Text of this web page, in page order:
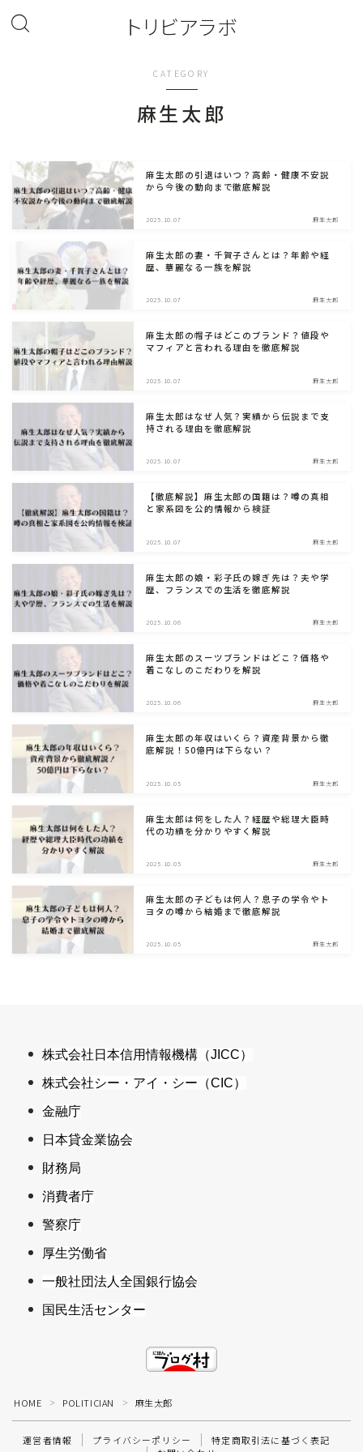
トリビアラボ
CATEGORY
麻生太郎
麻生太郎の引退はいつ？高齢・健康不安説
から今後の動向まで徹底解説
2025.10.07 麻生太郎
麻生太郎の妻・千賀子さんとは？年齢や経
歴、華麗なる一族を解説
2025.10.07 麻生太郎
麻生太郎の帽子はどこのブランド？値段や
マフィアと言われる理由を徹底解説
2025.10.07 麻生太郎
麻生太郎はなぜ人気？実績から伝説まで支
持される理由を徹底解説
2025.10.07 麻生太郎
【徹底解説】麻生太郎の国籍は？噂の真相
と家系図を公的情報から検証
2025.10.07 麻生太郎
麻生太郎の娘・彩子氏の嫁ぎ先は？夫や学
歴、フランスでの生活を徹底解説
2025.10.06 麻生太郎
麻生太郎のスーツブランドはどこ？価格や
着こなしのこだわりを解説
2025.10.06 麻生太郎
麻生太郎の年収はいくら？資産背景から徹
底解説！50億円は下らない？
2025.10.05 麻生太郎
麻生太郎は何をした人？経歴や総理大臣時
代の功績を分かりやすく解説
2025.10.05 麻生太郎
麻生太郎の子どもは何人？息子の学令やト
ヨタの噂から結婚まで徹底解説
2025.10.05 麻生太郎
株式会社日本信用情報機構（JICC）
株式会社シー・アイ・シー（CIC）
金融庁
日本貸金業協会
財務局
消費者庁
警察庁
厚生労働省
一般社団法人全国銀行協会
国民生活センター
HOME ＞ POLITICIAN ＞ 麻生太郎
運営者情報 プライバシーポリシー
特定商取引法に基づく表記